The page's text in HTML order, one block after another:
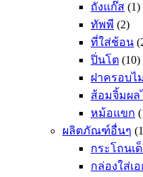
ถังแก๊ส (1)
ทัพพี (2)
ที่ใส่ช้อน
ปิ่นโต (10)
ฝาครอบไ
ส้อมจิ้มผล
หม้อแขก
ผลิตภัณฑ์อื่นๆ
กระโถนเ
กล่องใส่เ